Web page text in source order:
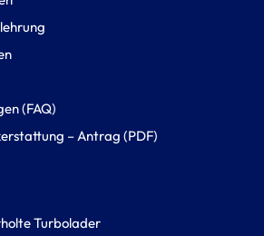
(FAQ)
– Antrag (PDF)
Turbolader